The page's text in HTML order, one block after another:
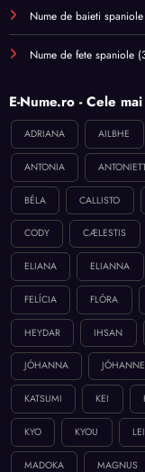
Nume de baieti spaniole
Nume de fete spaniole
E-Nume.ro - Cele
ADRIANA AILBHE
ANTONIA
BÉLA CALLISTO
CODY CÆLESTIS
ELIANA ELIANNA
FELÍCIA FLÓRA
HEYDAR IHSAN
JÓHANNA
KATSUMI KEI
KYO KYOU
MADOKA MAGNUS